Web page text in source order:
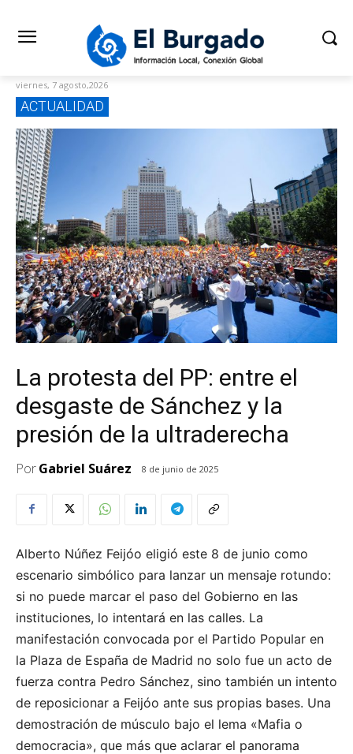
viernes, 7 agosto,2026
ACTUALIDAD
La protesta del PP: entre el
desgaste de Sánchez y la
presión de la ultraderecha
PorGabriel Suárez 8 de junio de 2025
Alberto Núñez Feijóo eligió este 8 de junio como
escenario simbólico para lanzar un mensaje rotundo:
si no puede marcar el paso del Gobierno en las
instituciones, lo intentará en las calles. La
manifestación convocada por el Partido Popular en
la Plaza de España de Madrid no solo fue un acto de
fuerza contra Pedro Sánchez, sino también un intento
de reposicionar a Feijóo ante sus propias bases. Una
demostración de músculo bajo el lema «Mafia o
democracia», que más que aclarar el panorama